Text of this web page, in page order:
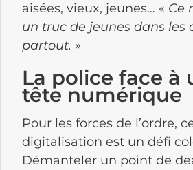
aisées, vieux, jeunes… « Ce
un truc de jeunes dans les
partout. »
La police face à
tête numérique
Pour les forces de l’ordre,
digitalisation est un défi
Démanteler un point de